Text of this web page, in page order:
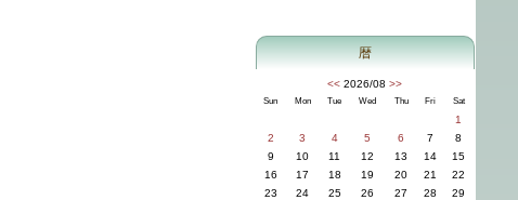
暦
<< 2026/08 >>
Sun Mon Tue Wed Thu Fri Sat
1
2
3 4 5 6 7
8
9
10 11 12 13 14
15
16
17 18 19 20 21
22
23
24 25 26 27 28
29